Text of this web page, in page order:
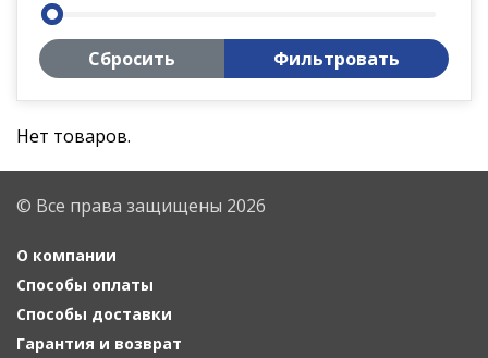
Сбросить Фильтровать
Нет товаров.
© Все права защищены 2026
О компании
Способы оплаты
Способы доставки
Гарантия и возврат